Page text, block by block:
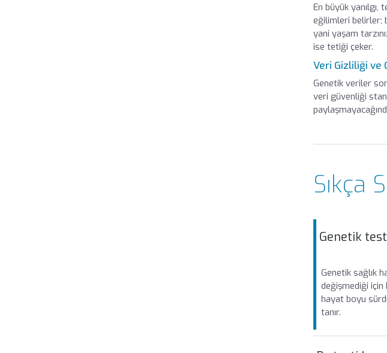
En büyük yanılgı,
eğilimleri belirler;
yani yaşam
ise tetiği çeker.
Veri Gizliliği ve
Genetik veriler
veri güvenliği
Sıkça
Genetik
Genetik sağlık
değişmediği için
hayat boyu
tanır.